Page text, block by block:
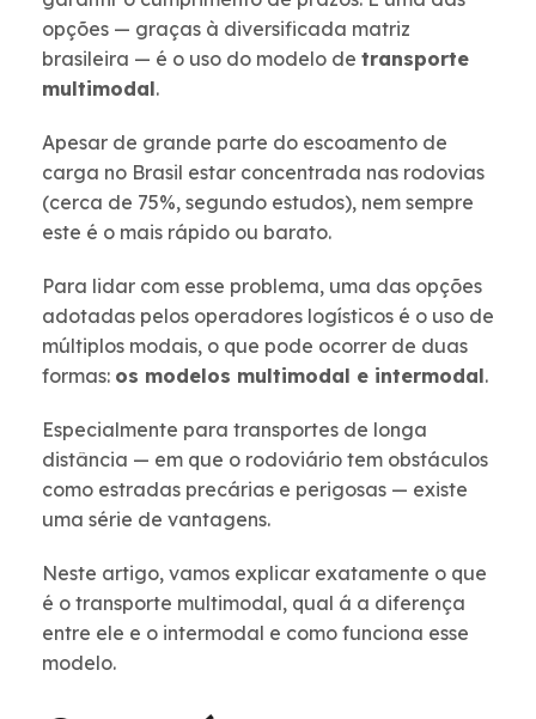
opções — graças à diversificada matriz
brasileira — é o uso do modelo de transporte
multimodal.
Apesar de grande parte do escoamento de
carga no Brasil estar concentrada nas rodovias
(cerca de 75%, segundo estudos), nem sempre
este é o mais rápido ou barato.
Para lidar com esse problema, uma das opções
adotadas pelos operadores logísticos é o uso de
múltiplos modais, o que pode ocorrer de duas
formas: os modelos multimodal e intermodal.
Especialmente para transportes de longa
distância — em que o rodoviário tem obstáculos
como estradas precárias e perigosas — existe
uma série de vantagens.
Neste artigo, vamos explicar exatamente o que
é o transporte multimodal, qual á a diferença
entre ele e o intermodal e como funciona esse
modelo.